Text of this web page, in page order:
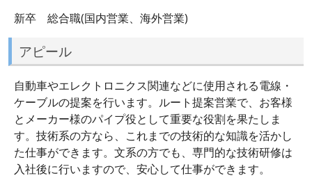
新卒 総合職(国内営業、海外営業)
アピール
自動車やエレクトロニクス関連などに使用される電線・
ケーブルの提案を行います。ルート提案営業で、お客様
とメーカー様のパイプ役として重要な役割を果たしま
す。技術系の方なら、これまでの技術的な知識を活かし
た仕事ができます。文系の方でも、専門的な技術研修は
入社後に行いますので、安心して仕事ができます。